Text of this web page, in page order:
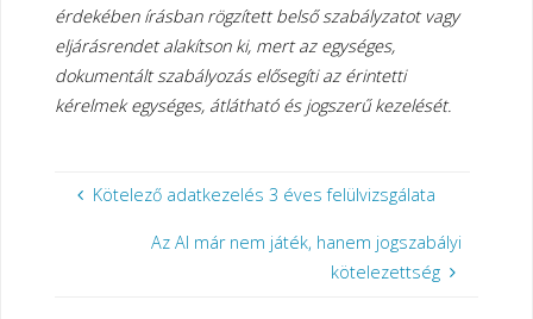
érdekében írásban rögzített belső szabályzatot vagy
eljárásrendet alakítson ki, mert az egységes,
dokumentált szabályozás elősegíti az érintetti
kérelmek egységes, átlátható és jogszerű kezelését.
Kötelező adatkezelés 3 éves felülvizsgálata
Az AI már nem játék, hanem jogszabályi
kötelezettség